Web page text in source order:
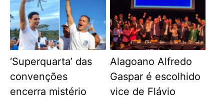
‘Superquarta’ das
convenções
encerra mistério
Alagoano Alfredo
Gaspar é escolhido
vice de Flávio